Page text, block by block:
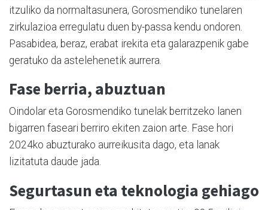
itzuliko da normaltasunera, Gorosmendiko tunelaren
zirkulazioa erregulatu duen by-passa kendu ondoren.
Pasabidea, beraz, erabat irekita eta galarazpenik gabe
geratuko da astelehenetik aurrera.
Fase berria, abuztuan
Oindolar eta Gorosmendiko tunelak berritzeko lanen
bigarren faseari berriro ekiten zaion arte. Fase hori
2024ko abuzturako aurreikusita dago, eta lanak
lizitatuta daude jada.
Segurtasun eta teknologia gehiago